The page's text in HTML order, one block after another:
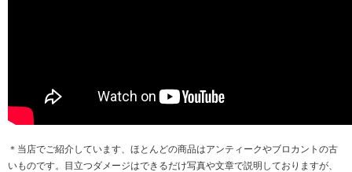
＊当店でご紹介しています、ほとんどの商品はアンティークやブロカントの古
いものです。目立つダメージはできるだけ写真や文章で説明しておりますが、